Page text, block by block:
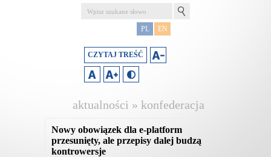
PL EN
CZYTAJ TREŚĆ
aktualności » konfederacja
Nowy obowiązek dla e-platform
przesunięty, ale przepisy dalej budzą
kontrowersje